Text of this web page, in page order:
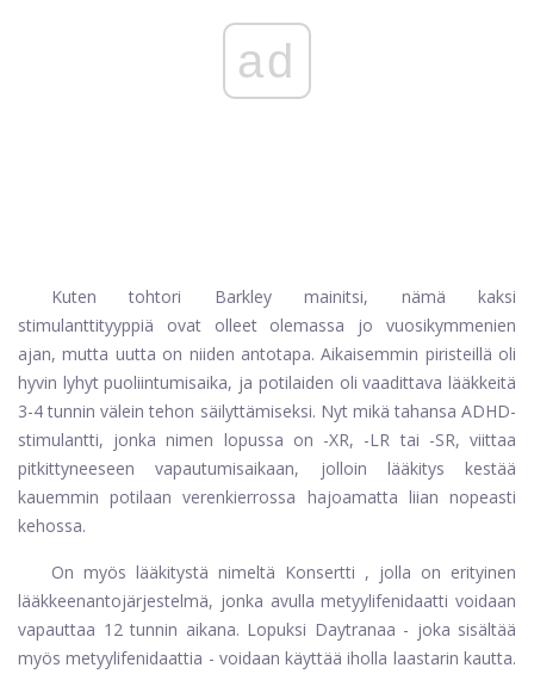
ad
Kuten tohtori Barkley mainitsi, nämä kaksi
stimulanttityyppiä ovat olleet olemassa jo vuosikymmenien
ajan, mutta uutta on niiden antotapa. Aikaisemmin piristeillä oli
hyvin lyhyt puoliintumisaika, ja potilaiden oli vaadittava lääkkeitä
3-4 tunnin välein tehon säilyttämiseksi. Nyt mikä tahansa ADHD-
stimulantti, jonka nimen lopussa on -XR, -LR tai -SR, viittaa
pitkittyneeseen vapautumisaikaan, jolloin lääkitys kestää
kauemmin potilaan verenkierrossa hajoamatta liian nopeasti
kehossa.
On myös lääkitystä nimeltä Konsertti , jolla on erityinen
lääkkeenantojärjestelmä, jonka avulla metyylifenidaatti voidaan
vapauttaa 12 tunnin aikana. Lopuksi Daytranaa - joka sisältää
myös metyylifenidaattia - voidaan käyttää iholla laastarin kautta.